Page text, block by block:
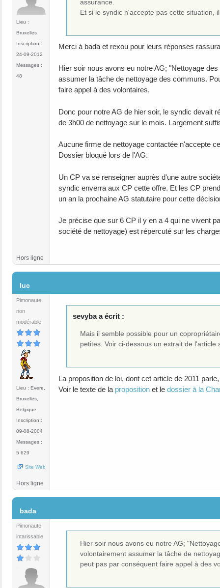
Lieu :
Bruxelles
Inscription :
24-09-2012
Messages :
48
assurance.
Et si le syndic n'accepte pas cette situation,
Merci à bada et rexou pour leurs réponses
Hier soir nous avons eu notre AG; "Nettoyage
assumer la tâche de nettoyage des communs.
faire appel à des volontaires.
Donc pour notre AG de hier soir, le syndic devait
de 3h00 de nettoyage sur le mois. Largement
Aucune firme de nettoyage contactée n'accepte
Dossier bloqué lors de l'AG.
Un CP va se renseigner auprès d'une autre
syndic enverra aux CP cette offre. Et les CP
un an la prochaine AG statutaire pour cette
Je précise que sur 6 CP il y en a 4 qui ne vivent
société de nettoyage) est répercuté sur les
Hors ligne
luc
Pimonaute
non
modérable
Lieu : Evere,
Bruxelles,
Belgique
Inscription :
09-08-2004
Messages :
5 629
Site Web
sevyba a écrit :
Mais il semble possible pour un
petites. Voir ci-dessous un extrait de l'article
La proposition de loi, dont cet article de 2011
Voir le texte de la proposition et le dossier à la
Hors ligne
bada
Pimonaute
intarissable
Hier soir nous avons eu notre AG;
volontairement assumer la tâche de
peut pas par conséquent faire appel à des